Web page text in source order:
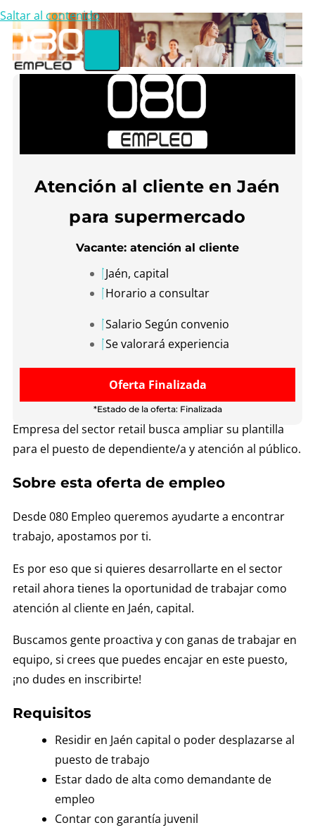
Saltar al contenido
Atención al cliente en Jaén
para supermercado
Vacante: atención al cliente
Jaén, capital
Horario a consultar
Salario Según convenio
Se valorará experiencia
Oferta Finalizada
*Estado de la oferta: Finalizada
Empresa del sector retail busca ampliar su plantilla
para el puesto de dependiente/a y atención al público.
Sobre esta oferta de empleo
Desde 080 Empleo queremos ayudarte a encontrar
trabajo, apostamos por ti.
Es por eso que si quieres desarrollarte en el sector
retail ahora tienes la oportunidad de trabajar como
atención al cliente en Jaén, capital.
Buscamos gente proactiva y con ganas de trabajar en
equipo, si crees que puedes encajar en este puesto,
¡no dudes en inscribirte!
Requisitos
Residir en Jaén capital o poder desplazarse al
puesto de trabajo
Estar dado de alta como demandante de
empleo
Contar con garantía juvenil